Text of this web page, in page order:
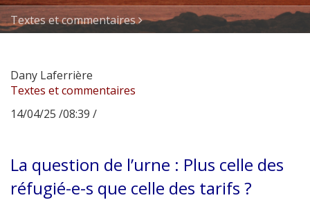
Textes et commentaires
Dany Laferrière
Textes et commentaires
14/04/25 /08:39 /
La question de l’urne : Plus celle des
réfugié-e-s que celle des tarifs ?